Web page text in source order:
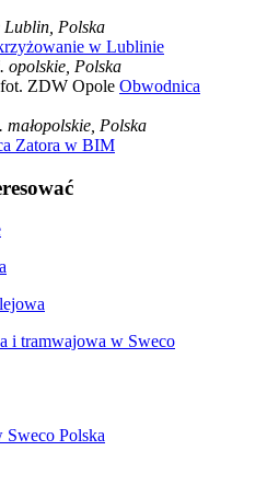
Lublin, Polska
w Lublinie
opolskie, Polska
Obwodnica
małopolskie, Polska
Zatora w BIM